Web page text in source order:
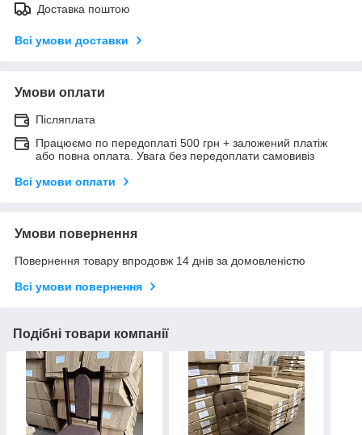
Доставка поштою
Всі умови доставки
Умови оплати
Післяплата
Працюємо по передоплаті 500 грн + заложений платіж
або повна оплата. Увага без передоплати самовивіз
Всі умови оплати
Умови повернення
Повернення товару впродовж 14 днів за домовленістю
Всі умови повернення
Подібні товари компанії